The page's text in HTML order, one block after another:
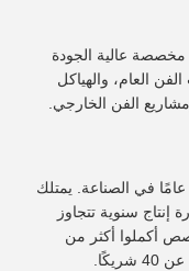
عالية الجودة
العام، والهياكل
الفن الخارجي.
تأسست في عام 2012 مع خبرة تزيد عن 13 عامًا في الصناعة. يمتلك
متر مربع قدرة إنتاج سنوية تتجاوز
مدعومًا بأكثر من 100 متخصص أكملوا أكثر من